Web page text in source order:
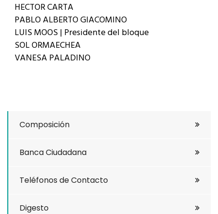
HECTOR CARTA
PABLO ALBERTO GIACOMINO
LUIS MOOS | Presidente del bloque
SOL ORMAECHEA
VANESA PALADINO
Composición
Banca Ciudadana
Teléfonos de Contacto
Digesto